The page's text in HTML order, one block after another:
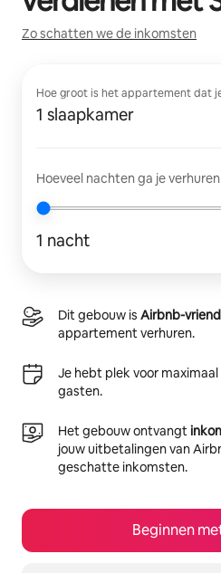
Zo schatten we de inkomsten
Hoe groot is het appartement dat
1 slaapkamer
Hoeveel nachten ga je
1 nacht
Dit gebouw is Airbnb-
appartement verhuren.
Je hebt plek voor maximaal
gasten.
Het gebouw ontvangt
jouw uitbetalingen van
geschatte inkomsten.
Beginnen